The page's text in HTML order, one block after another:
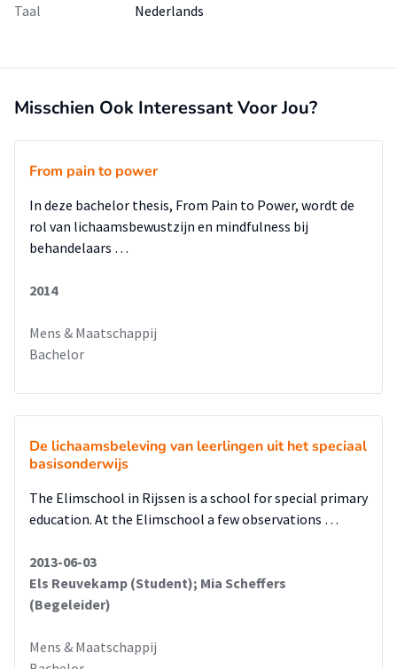
Taal Nederlands
Misschien Ook Interessant Voor Jou?
From pain to power
In deze bachelor thesis, From Pain to Power, wordt de
rol van lichaamsbewustzijn en mindfulness bij
behandelaars …
2014
Mens & Maatschappij
Bachelor
De lichaamsbeleving van leerlingen uit het speciaal
basisonderwijs
The Elimschool in Rijssen is a school for special primary
education. At the Elimschool a few observations …
2013-06-03
Els Reuvekamp (Student); Mia Scheffers
(Begeleider)
Mens & Maatschappij